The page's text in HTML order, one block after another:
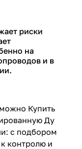
риски
на
и в
Купить
Ду
с подбором
контролю и